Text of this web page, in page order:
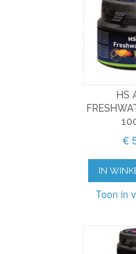
HS
€
IN
Toon in